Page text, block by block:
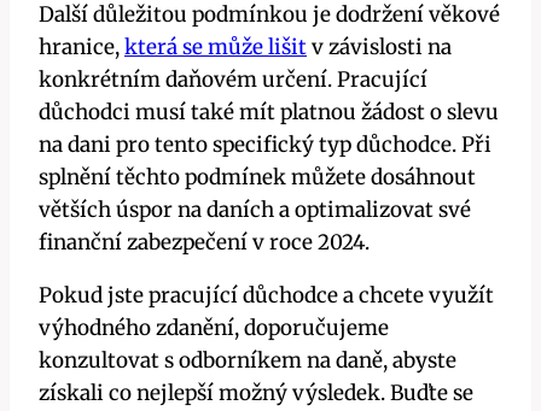
Další důležitou podmínkou je dodržení věkové
hranice,která se může lišitv závislosti na
konkrétním daňovém určení. Pracující
důchodci musí také mít platnou žádost o slevu
na dani pro tento specifický typ důchodce. Při
splnění těchto podmínek můžete dosáhnout
větších úspor na daních a optimalizovat své
finanční zabezpečení v roce 2024.
Pokud jste pracující důchodce a chcete využít
výhodného zdanění, doporučujeme
konzultovat s odborníkem na daně, abyste
získali co nejlepší možný výsledek. Buďte se